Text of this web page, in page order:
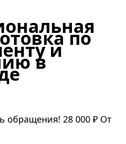
по
и
в
обращения! 28 000 ₽ От